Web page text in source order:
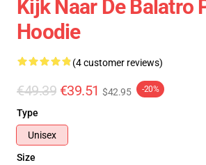
Kijk Naar De Balatro
Hoodie
(4 customer reviews)
€49.39 €39.51 $42.95 -20%
Type
Unisex
Size